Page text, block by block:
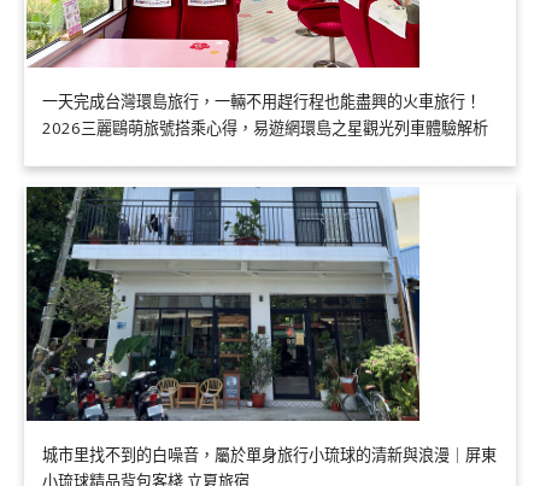
一天完成台灣環島旅行，一輛不用趕行程也能盡興的火車旅行！
2026三麗鷗萌旅號搭乘心得，易遊網環島之星觀光列車體驗解析
城市里找不到的白噪音，屬於單身旅行小琉球的清新與浪漫｜屏東
小琉球精品背包客棧 立夏旅宿